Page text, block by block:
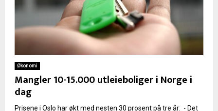
Økonomi
Mangler 10-15.000 utleieboliger i Norge i
dag
Prisene i Oslo har økt med nesten 30 prosent på tre år: - Det